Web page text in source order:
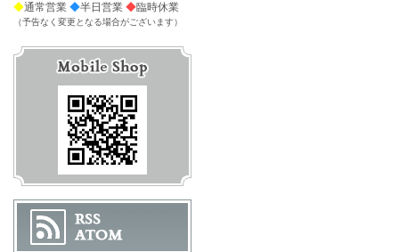
◆通常営業 ◆半日営業 ◆臨時休業
（予告なく変更となる場合がございます）